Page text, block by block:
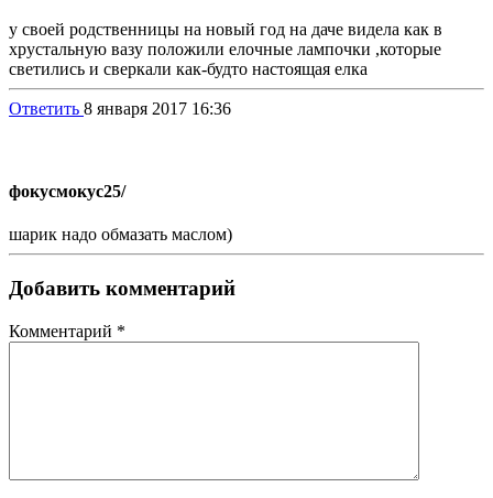
у своей родственницы на новый год на даче видела как в
хрустальную вазу положили елочные лампочки ,которые
светились и сверкали как-будто настоящая елка
Ответить 8 января 2017 16:36
фокусмокус25/
шарик надо обмазать маслом)
Добавить комментарий
Комментарий *